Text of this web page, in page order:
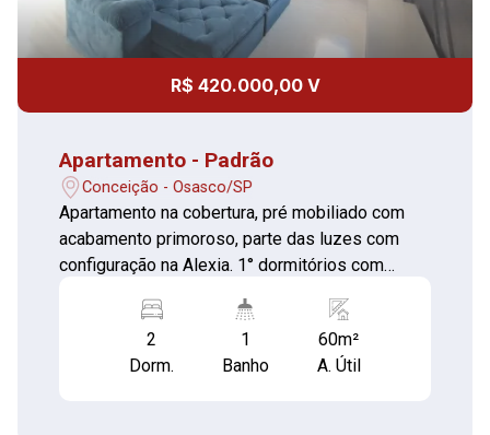
R$ 420.000,00 V
Apartamento - Padrão
Conceição - Osasco/SP
Apartamento na cobertura, pré mobiliado com
acabamento primoroso, parte das luzes com
configuração na Alexia. 1° dormitórios com
dormitório com cama de solteiro, armário e
mancebo (piso laminado) Sala estendida com
sofá, rack e sacada envidraçada (piso laminado
2
Dorm.
1
Banho
60m²
A. Útil